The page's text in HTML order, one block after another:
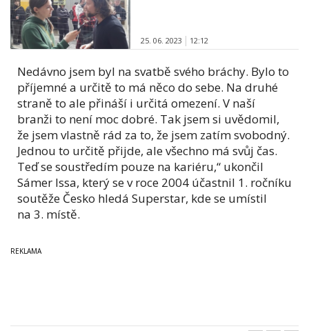
25. 06. 2023 12:12
Nedávno jsem byl na svatbě svého bráchy. Bylo to
příjemné a určitě to má něco do sebe. Na druhé
straně to ale přináší i určitá omezení. V naší
branži to není moc dobré. Tak jsem si uvědomil,
že jsem vlastně rád za to, že jsem zatím svobodný.
Jednou to určitě přijde, ale všechno má svůj čas.
Teď se soustředím pouze na kariéru,“ ukončil
Sámer Issa, který se v roce 2004 účastnil 1. ročníku
soutěže Česko hledá Superstar, kde se umístil
na 3. místě.